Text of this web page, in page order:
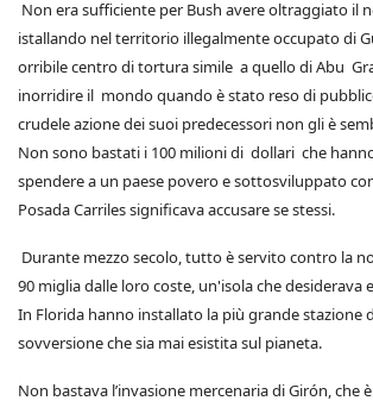
Non era sufficiente per Bush avere oltraggiato il
istallando nel territorio illegalmente occupato di
orribile centro di tortura simile a quello di Abu
inorridire il mondo quando è stato reso di
crudele azione dei suoi predecessori non gli è
Non sono bastati i 100 milioni di dollari che
spendere a un paese povero e sottosviluppato
Posada Carriles significava accusare se stessi.
Durante mezzo secolo, tutto è servito contro la
90 miglia dalle loro coste, un'isola che desiderava
In Florida hanno installato la più grande stazione
sovversione che sia mai esistita sul pianeta.
Non bastava l’invasione mercenaria di Girón, che